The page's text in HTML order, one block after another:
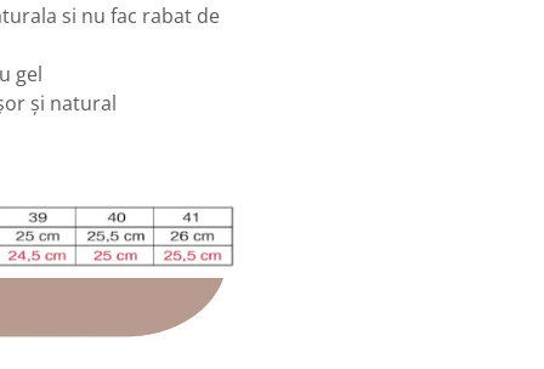
si nu fac rabat de
gel
şi natural